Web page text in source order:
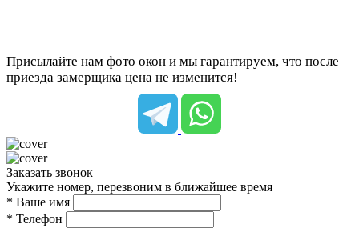
Присылайте нам фото окон и мы гарантируем, что после
приезда замерщика цена не изменится!
Заказать звонок
Укажите номер, перезвоним в ближайшее время
* Ваше имя
* Телефон